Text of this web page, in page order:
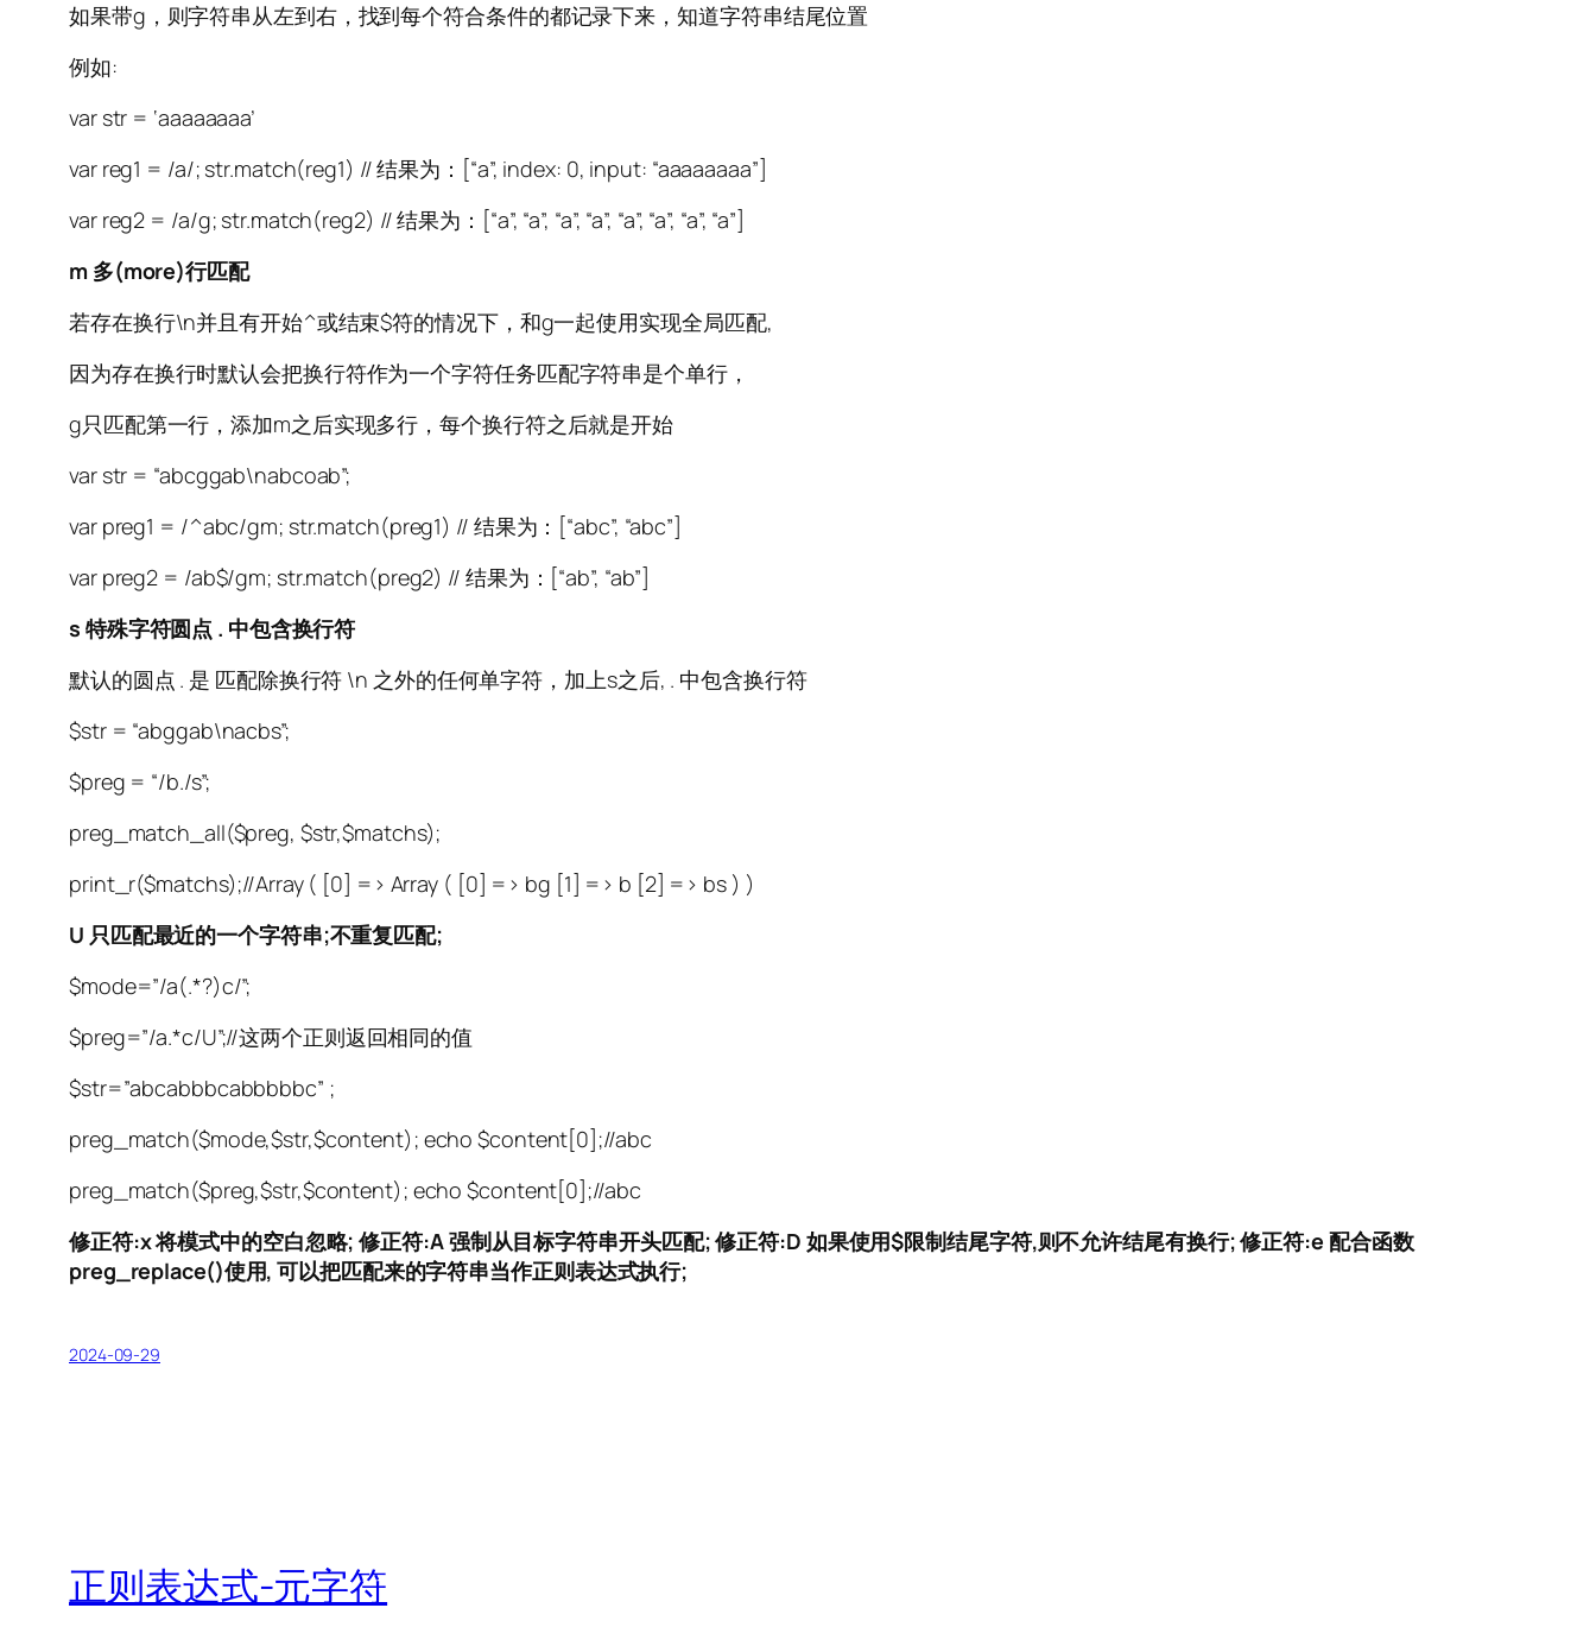
如果带g，则字符串从左到右，找到每个符合条件的都记录下来，知道字符串结尾位置
例如:
var str = ‘aaaaaaaa’
var reg1 = /a/; str.match(reg1) // 结果为：[“a”, index: 0, input: “aaaaaaaa”]
var reg2 = /a/g; str.match(reg2) // 结果为：[“a”, “a”, “a”, “a”, “a”, “a”, “a”, “a”]
m 多(more)行匹配
若存在换行\n并且有开始^或结束$符的情况下，和g一起使用实现全局匹配,
因为存在换行时默认会把换行符作为一个字符任务匹配字符串是个单行，
g只匹配第一行，添加m之后实现多行，每个换行符之后就是开始
var str = “abcggab\nabcoab”;
var preg1 = /^abc/gm; str.match(preg1) // 结果为：[“abc”, “abc”]
var preg2 = /ab$/gm; str.match(preg2) // 结果为：[“ab”, “ab”]
s 特殊字符圆点 . 中包含换行符
默认的圆点 . 是 匹配除换行符 \n 之外的任何单字符，加上s之后, . 中包含换行符
$str = “abggab\nacbs”;
$preg = “/b./s”;
preg_match_all($preg, $str,$matchs);
print_r($matchs);//Array ( [0] => Array ( [0] => bg [1] => b [2] => bs ) )
U 只匹配最近的一个字符串;不重复匹配;
$mode=”/a(.*?)c/”;
$preg=”/a.*c/U”;//这两个正则返回相同的值
$str=”abcabbbcabbbbbc” ;
preg_match($mode,$str,$content); echo $content[0];//abc
preg_match($preg,$str,$content); echo $content[0];//abc
修正符:x 将模式中的空白忽略; 修正符:A 强制从目标字符串开头匹配;修正符:D 如果使用$限制结尾字符,则不允许结尾有换行;修正符:e 配合函数
preg_replace()使用, 可以把匹配来的字符串当作正则表达式执行;
2024-09-29
正则表达式-元字符